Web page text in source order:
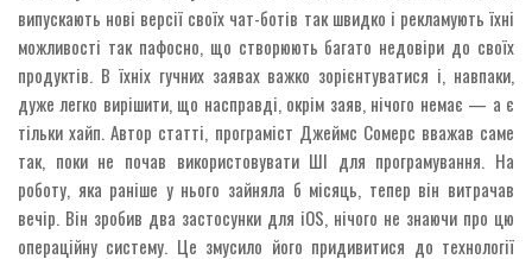
випускають нові версії своїх чат-ботів так швидко і рекламують їхні
можливості так пафосно, що створюють багато недовіри до своїх
продуктів. В їхніх гучних заявах важко зорієнтуватися і, навпаки,
дуже легко вирішити, що насправді, окрім заяв, нічого немає — а є
тільки хайп. Автор статті, програміст Джеймс Сомерс вважав саме
так, поки не почав використовувати ШІ для програмування. На
роботу, яка раніше у нього зайняла б місяць, тепер він витрачав
вечір. Він зробив два застосунки для iOS, нічого не знаючи про цю
операційну систему. Це змусило його придивитися до технології